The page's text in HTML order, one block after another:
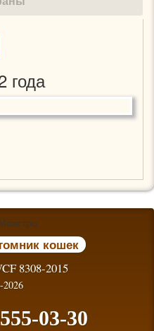
года
кошек
8308-2015
03-30